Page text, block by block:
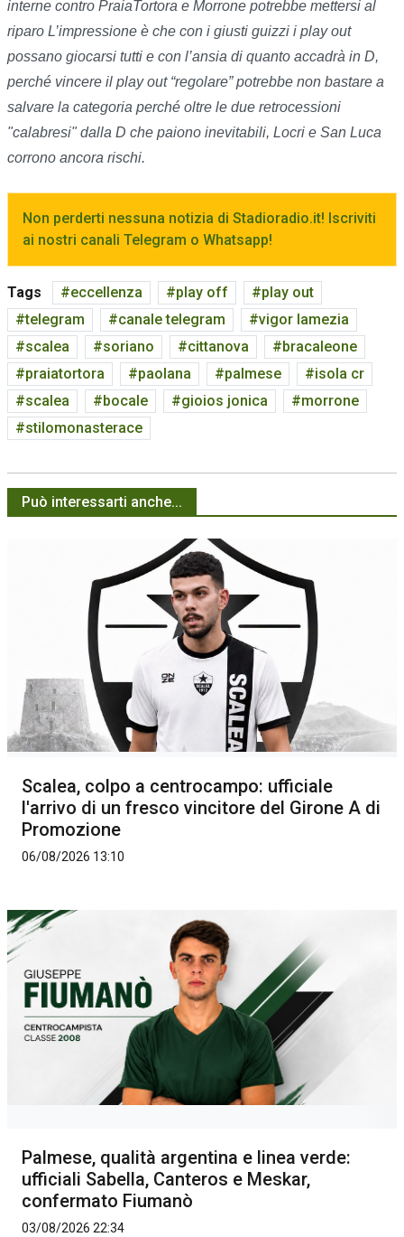
interne contro PraiaTortora e Morrone potrebbe mettersi al
riparo L’impressione è che con i giusti guizzi i play out
possano giocarsi tutti e con l’ansia di quanto accadrà in D,
perché vincere il play out “regolare” potrebbe non bastare a
salvare la categoria perché oltre le due retrocessioni
"calabresi" dalla D che paiono inevitabili, Locri e San Luca
corrono ancora rischi.
Non perderti nessuna notizia di Stadioradio.it! Iscriviti
ai nostri canali Telegram o Whatsapp!
Tags eccellenza play off
play out
telegram
canale telegram
vigor lamezia
scalea
soriano cittanova
bracaleone
praiatortora
paolana palmese
isola cr
scalea
bocale gioios jonica
morrone
stilomonasterace
Può interessarti anche...
Scalea, colpo a centrocampo: ufficiale
l'arrivo di un fresco vincitore del Girone A di
Promozione
06/08/2026 13:10
Palmese, qualità argentina e linea verde:
ufficiali Sabella, Canteros e Meskar,
confermato Fiumanò
03/08/2026 22:34